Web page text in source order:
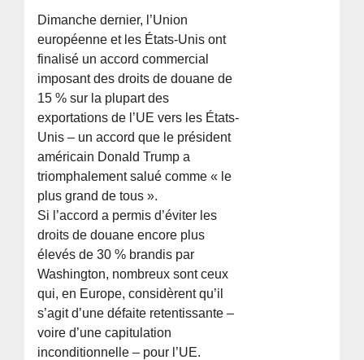
Dimanche dernier, l’Union
européenne et les États-Unis ont
finalisé un accord commercial
imposant des droits de douane de
15 % sur la plupart des
exportations de l’UE vers les États-
Unis – un accord que le président
américain Donald Trump a
triomphalement salué comme « le
plus grand de tous ».
Si l’accord a permis d’éviter les
droits de douane encore plus
élevés de 30 % brandis par
Washington, nombreux sont ceux
qui, en Europe, considèrent qu’il
s’agit d’une défaite retentissante –
voire d’une capitulation
inconditionnelle – pour l’UE.